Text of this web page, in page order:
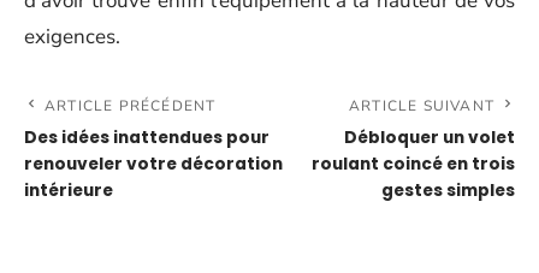
exigences.
ARTICLE PRÉCÉDENT
Des idées inattendues pour
renouveler votre décoration
intérieure
ARTICLE SUIVANT
Débloquer un volet
roulant coincé en trois
gestes simples